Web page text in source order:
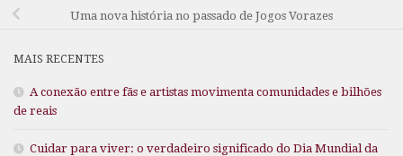
Uma nova história no passado de Jogos Vorazes
MAIS RECENTES
A conexão entre fãs e artistas movimenta comunidades e bilhões
de reais
Cuidar para viver: o verdadeiro significado do Dia Mundial da